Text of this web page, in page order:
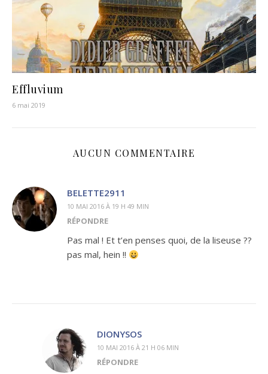
Effluvium
6 mai 2019
AUCUN COMMENTAIRE
BELETTE2911
10 MAI 2016 À 19 H 49 MIN
RÉPONDRE
Pas mal ! Et t’en penses quoi, de la liseuse ??
pas mal, hein !!
DIONYSOS
10 MAI 2016 À 21 H 06 MIN
RÉPONDRE